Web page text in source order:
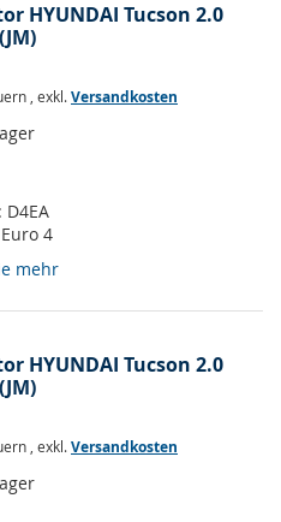
HYUNDAI Tucson 2.0
, exkl.Versandkosten
D4EA
Euro 4
mehr
HYUNDAI Tucson 2.0
, exkl.Versandkosten